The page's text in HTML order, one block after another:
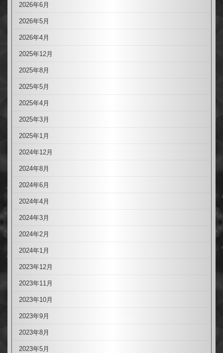
2026年6月
2026年5月
2026年4月
2025年12月
2025年8月
2025年5月
2025年4月
2025年3月
2025年1月
2024年12月
2024年8月
2024年6月
2024年4月
2024年3月
2024年2月
2024年1月
2023年12月
2023年11月
2023年10月
2023年9月
2023年8月
2023年5月